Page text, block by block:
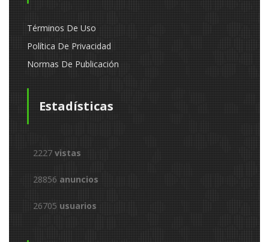
Términos De Uso
Política De Privacidad
Normas De Publicación
Estadísticas
2227 vistas
28856 anuncios
26705 usuarios